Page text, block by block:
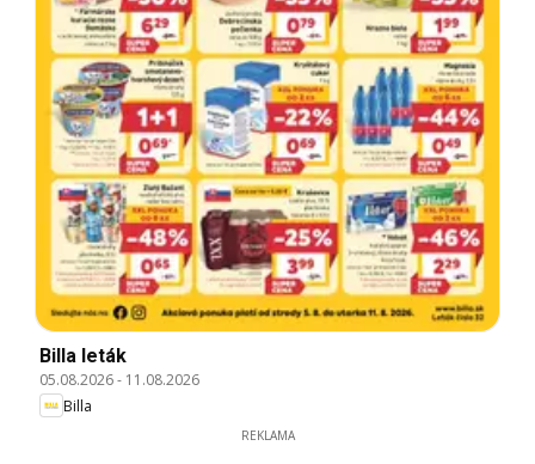
Billa leták
05.08.2026- 11.08.2026
Billa
REKLAMA